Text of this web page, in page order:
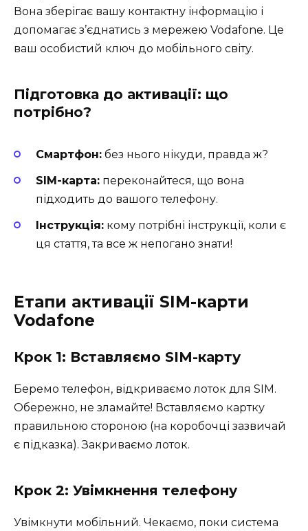
Вона зберігає вашу контактну інформацію і
допомагає з’єднатись з мережею Vodafone. Це
ваш особистий ключ до мобільного світу.
Підготовка до активації: що
потрібно?
Смартфон: без нього нікуди, правда ж?
SIM-карта: переконайтеся, що вона
підходить до вашого телефону.
Інструкція: кому потрібні інструкції, коли є
ця стаття, та все ж непогано знати!
Етапи активації SIM-карти
Vodafone
Крок 1: Вставляємо SIM-карту
Беремо телефон, відкриваємо лоток для SIM.
Обережно, не зламайте! Вставляємо картку
правильною стороною (на коробочці зазвичай
є підказка). Закриваємо лоток.
Крок 2: Увімкнення телефону
Увімкнути мобільний. Чекаємо, поки система